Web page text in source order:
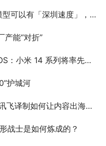
「深圳速度」，但不能跳步
产能“对折”
列将率先搭载，逐步接替 MIUI
护城河
内容出海企业高效适配全球文化？
战士是如何炼成的？